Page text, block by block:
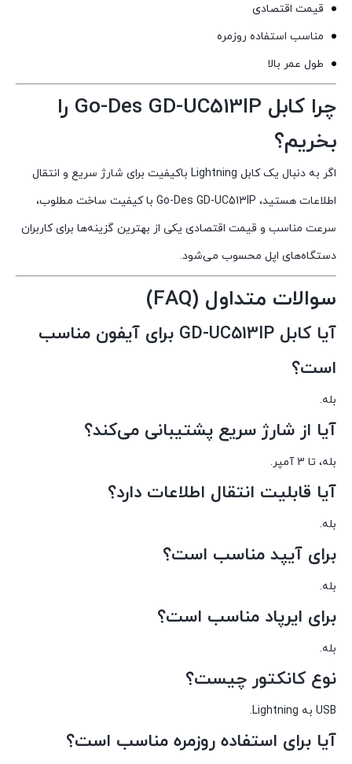
قیمت اقتصادی
مناسب استفاده روزمره
طول عمر بالا
چرا کابل Go-Des GD-UC513IP را
بخریم؟
اگر به دنبال یک کابل Lightning باکیفیت برای شارژ سریع و انتقال
اطلاعات هستید، Go-Des GD-UC513IP با کیفیت ساخت مطلوب،
سرعت مناسب و قیمت اقتصادی یکی از بهترین گزینه‌ها برای کاربران
دستگاه‌های اپل محسوب می‌شود.
سوالات متداول (FAQ)
آیا کابل GD-UC513IP برای آیفون مناسب
است؟
بله.
آیا از شارژ سریع پشتیبانی می‌کند؟
بله، تا 3 آمپر.
آیا قابلیت انتقال اطلاعات دارد؟
بله.
برای آیپد مناسب است؟
بله.
برای ایرپاد مناسب است؟
بله.
نوع کانکتور چیست؟
USB به Lightning.
آیا برای استفاده روزمره مناسب است؟